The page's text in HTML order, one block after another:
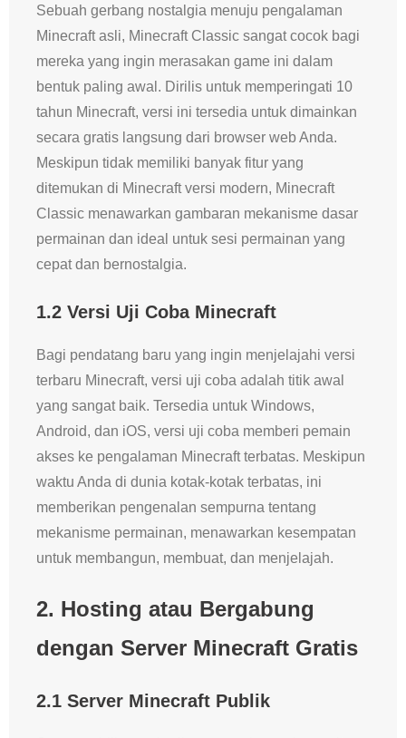
Sebuah gerbang nostalgia menuju pengalaman
Minecraft asli, Minecraft Classic sangat cocok bagi
mereka yang ingin merasakan game ini dalam
bentuk paling awal. Dirilis untuk memperingati 10
tahun Minecraft, versi ini tersedia untuk dimainkan
secara gratis langsung dari browser web Anda.
Meskipun tidak memiliki banyak fitur yang
ditemukan di Minecraft versi modern, Minecraft
Classic menawarkan gambaran mekanisme dasar
permainan dan ideal untuk sesi permainan yang
cepat dan bernostalgia.
1.2 Versi Uji Coba Minecraft
Bagi pendatang baru yang ingin menjelajahi versi
terbaru Minecraft, versi uji coba adalah titik awal
yang sangat baik. Tersedia untuk Windows,
Android, dan iOS, versi uji coba memberi pemain
akses ke pengalaman Minecraft terbatas. Meskipun
waktu Anda di dunia kotak-kotak terbatas, ini
memberikan pengenalan sempurna tentang
mekanisme permainan, menawarkan kesempatan
untuk membangun, membuat, dan menjelajah.
2. Hosting atau Bergabung
dengan Server Minecraft Gratis
2.1 Server Minecraft Publik